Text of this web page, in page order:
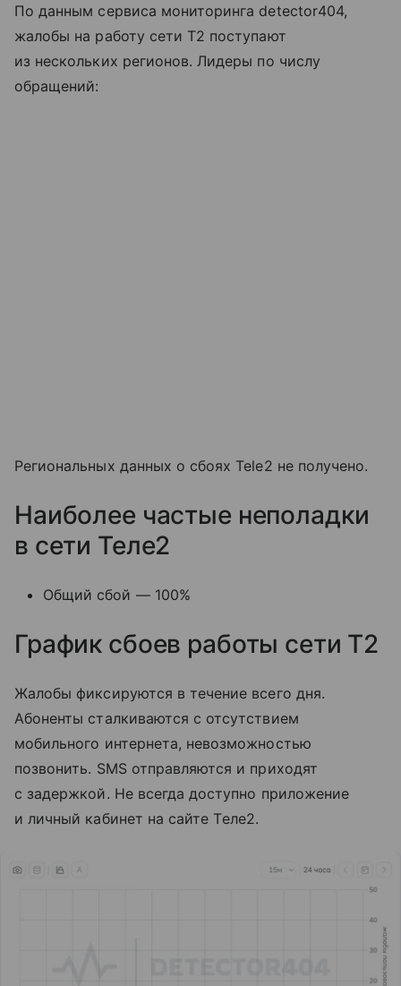
По данным сервиса мониторинга detector404,
жалобы на работу сети T2 поступают
из нескольких регионов. Лидеры по числу
обращений:
Региональных данных о сбоях Tele2 не получено.
Наиболее частые неполадки
в сети Теле2
Общий сбой — 100%
График сбоев работы сети T2
Жалобы фиксируются в течение всего дня.
Абоненты сталкиваются с отсутствием
мобильного интернета, невозможностью
позвонить. SMS отправляются и приходят
с задержкой. Не всегда доступно приложение
и личный кабинет на сайте Tеле2.